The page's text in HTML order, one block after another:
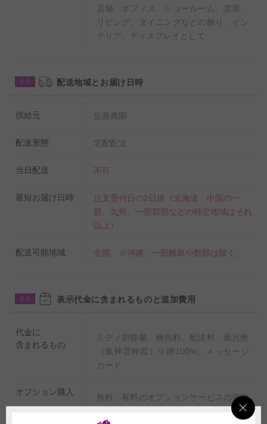
店舗、オフィス、ショールーム、楽屋、
リビング、ダイニングなどの飾り、イン
テリア、ディスプレイとして
2-2 配送地域とお届け日時
供給元 生産農園
配送形態 宅配配送
当日配送 不可
最短お届け日時
注文受付日の2日後（北海道、中国の一
部、九州、一部郡部などの特定地域はそれ
以上）
配送可能地域 全国 ※沖縄、一部離島や郡部は除く。
2-3 表示代金に含まれるものと追加費用
代金に
含まれるもの
ミディ胡蝶蘭、梱包料、配送料、風呂敷
（風神雷神図）※綿100%、メッセージ
カード
オプション購入
無料、有料のオプションサービスの追加
を希望される場合は、商品購入と同時に